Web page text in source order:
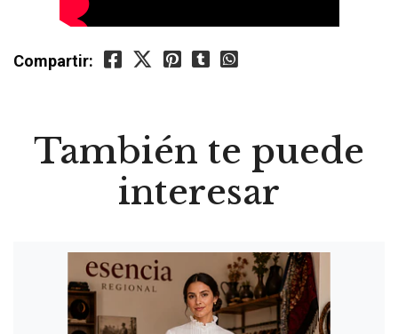
Compartir:
También te puede
interesar